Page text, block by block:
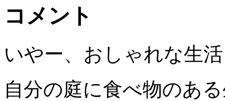
コメント
いやー、おしゃれな生
自分の庭に食べ物のあ